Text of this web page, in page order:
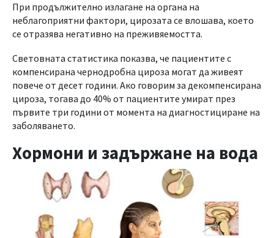
При продължително излагане на органа на
неблагоприятни фактори, цирозата се влошава, което
се отразява негативно на преживяемостта.
Световната статистика показва, че пациентите с
компенсирана чернодробна цироза могат да живеят
повече от десет години. Ако говорим за декомпенсирана
цироза, тогава до 40% от пациентите умират през
първите три години от момента на диагностициране на
заболяването.
Хормони и задържане на вода